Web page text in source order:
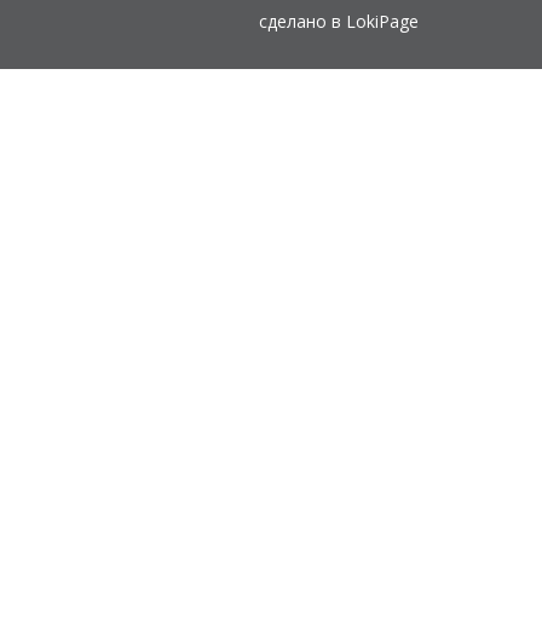
сделано в LokiPage